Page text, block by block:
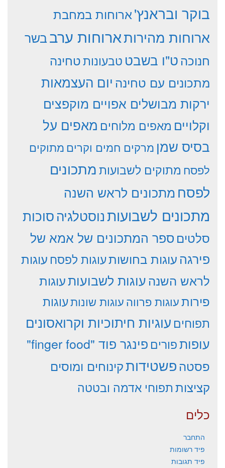
בוקר ובראנץ'ארוחות במחבת
ארוחות מהירותארוחות ערבבשר
חנוכהט"ו בשבט טבעונותטחינה
מתכונים עם טחינה יום העצמאות
ירקות מבושלים אפויים מוקפצים
וקלויים מאפים מלוחים מאפים על
בסיס שמן מרקים חמים וקריםמתוקים
לפסח מתוקים לשבועותמתכונים
לפסח מתכונים לראש השנה
מתכונים לשבועותנוסטלגיהסוכות
סלטים ספר המתכונים של אמא של
פירגהעוגות בחושותעוגות לפסח עוגות
לראש השנהעוגות לשבועותעוגות
פירותעוגות פרווהעוגות שונותעוגות
תפוחים עוגיות חיתוכיות וקרואסונים
עופותפורים פינגר פוד "finger food"
פסטהפשטידותקינוחים ומוסים
קציצותתפוחי אדמה ובטטה
כלים
התחבר
פיד רשומות
פיד תגובות